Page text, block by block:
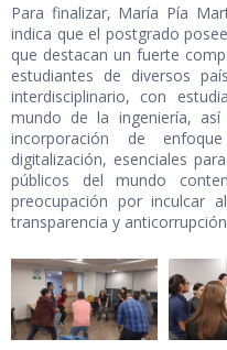
Para finalizar, María Pía
indica que el postgrado
que destacan un fuerte
estudiantes de diversos
interdisciplinario, con
mundo de la ingeniería,
incorporación de
digitalización, esenciales
públicos del mundo
preocupación por inculcar
transparencia y